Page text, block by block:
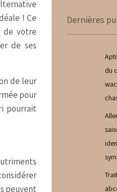
! Ce
de votre
de ses
de leur
pour
pourrait
peuvent
Dernières
du